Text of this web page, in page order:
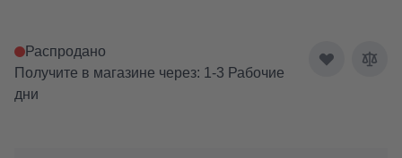
Распродано
Получите в магазине через: 1-3 Рабочие
дни